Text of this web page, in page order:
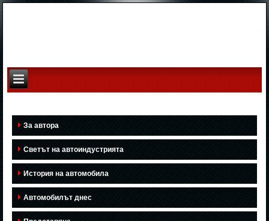
За автора
Светът на автоиндустрията
История на автомобила
Автомобилът днес